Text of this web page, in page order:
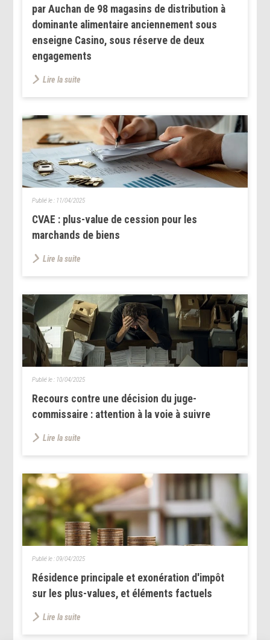
par Auchan de 98 magasins de distribution à
dominante alimentaire anciennement sous
enseigne Casino, sous réserve de deux
engagements
Lire la suite
CVAE : plus-value de cession pour les
marchands de biens
Publié le : 11/04/2025
Lire la suite
Recours contre une décision du juge-
commissaire : attention à la voie à suivre
Publié le : 10/04/2025
Lire la suite
Résidence principale et exonération d'impôt
sur les plus-values, et éléments factuels
Publié le :09/04/2025
Lire la suite